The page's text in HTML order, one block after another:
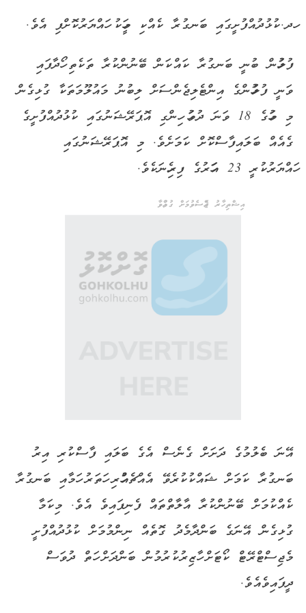
ހދ.ކުޅުދުއްފުށީގައި ބަނގުރާ ކެއްކި މީހަކު ހައްޔަރުކޮށްފި އެވެ.
ފުލުހުން ބުނީ ބަނގުރާ ކައްކަން ބޭނުންކުރާ ތަކެތި ހޯދާފައި
ވަނީ ފުލުހުންގެ އިންޓެލިޖެންސަށް ލިބުނު މައުލޫމަތަކާ ގުޅިގެން
މި މަހުގެ 18 ވަނަ ދުވަހު ހިންގި އޮޕަރޭޝަނުގައި ކުޅުދުއްފުށީގެ
ގެއެއް ބަލައިފާސްކޮށް ކަމަށެވެ. މި އޮޕަރޭޝަނުގައި
ހައްޔަރުކުރީ 23 އަހަރުގެ ފިރިހެނަކެވެ.
އިޝްތިހާރު ޖެއްސެވުމަށް ގުޅުއްވާ
އޭނަ ބެލުމުގެ ދަށަށް ގެނެސް އެގެ ބަލައި ފާސްކުރި އިރު
ބަނގުރާ ކަމަށް ޝައްކުކުރެވޭ އެއްޗެއްހުރި ހަތަރު ހަމާއި ބަނގުރާ
ކެއްކުމަށް ބޭނުންކުރާ އާލާތްތައް ފެނިފައިވެ އެވެ. މިކަމާ
ގުޅިގެން އޭނަގެ ބަންދާމެދު ގޮތެއް ނިންމުމަށް ކުޅުދުއްފުށީ
މެޖިސްޓްރޭޓް ކޯޓަށް ހާޒިރުކުރުމުން ބަންދަށް ހަތް ދުވަސް
ދީފައިވެއެވެ.